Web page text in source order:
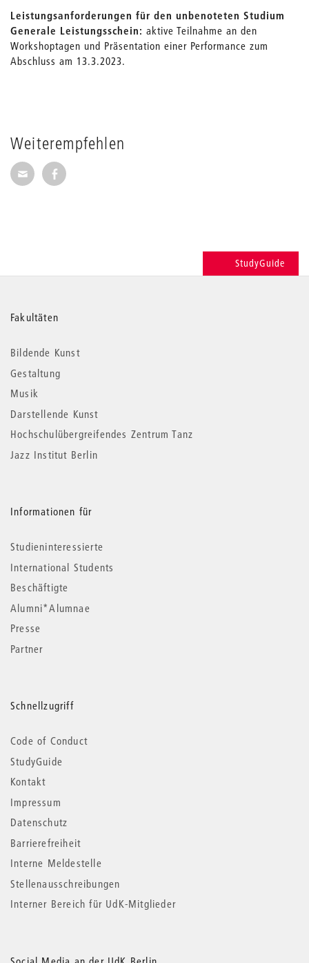
Weiterempfehlen
Seite per E-Mail weiterempfehlen
Seite auf Facebook weiterempfehlen
Leistungsanforderungen für den unbenoteten Studium
Generale Leistungsschein: aktive Teilnahme an den
Workshoptagen und Präsentation einer Performance zum
Abschluss am 13.3.2023.
StudyGuide
Weitere
Informationen
Fakultäten
Bildende Kunst
Gestaltung
Musik
Darstellende Kunst
Hochschulübergreifendes Zentrum Tanz
Jazz Institut Berlin
Informationen für
Studieninteressierte
International Students
Beschäftigte
Alumni*Alumnae
Presse
Partner
Schnellzugriff
Code of Conduct
StudyGuide
Kontakt
Impressum
Datenschutz
Barrierefreiheit
Interne Meldestelle
Stellenausschreibungen
Interner Bereich für UdK-Mitglieder